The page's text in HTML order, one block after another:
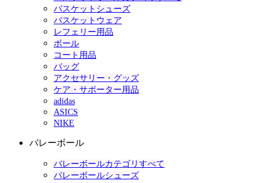
バスケットシューズ
バスケットウェア
レフェリー用品
ボール
コート用品
バッグ
アクセサリー・グッズ
ケア・サポーター用品
adidas
ASICS
NIKE
バレーボール
バレーボールカテゴリすべて
バレーボールシューズ